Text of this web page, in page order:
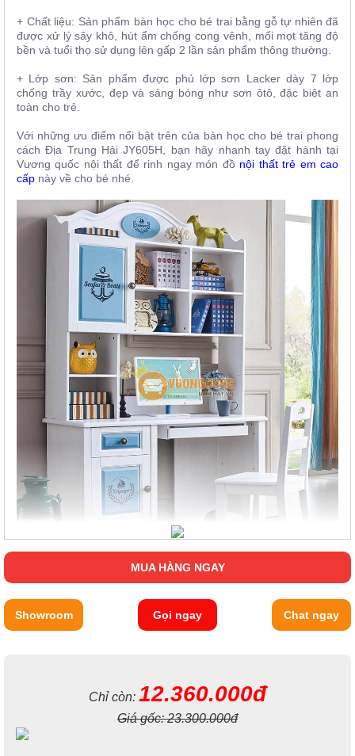
+ Chất liệu: Sản phẩm bàn học cho bé trai bằng gỗ tự nhiên đã
được xử lý sây khô, hút ẩm chống cong vênh, mối mọt tăng độ
bền và tuổi thọ sử dụng lên gấp 2 lần sản phẩm thông thường.
+ Lớp sơn: Sản phẩm được phủ lớp sơn Lacker dày 7 lớp
chống trầy xước, đẹp và sáng bóng như sơn ôtô, đặc biệt an
toàn cho trẻ.
Với những ưu điểm nổi bật trên của bàn học cho bé trai phong
cách Địa Trung Hải JY605H, bạn hãy nhanh tay đặt hành tại
Vương quốc nội thất để rinh ngay món đồ nội thất trẻ em cao
cấp này về cho bé nhé.
MUA HÀNG NGAY
Showroom Gọi ngay Chat ngay
Chỉ còn: 12.360.000đ
Giá gốc:23.300.000đ